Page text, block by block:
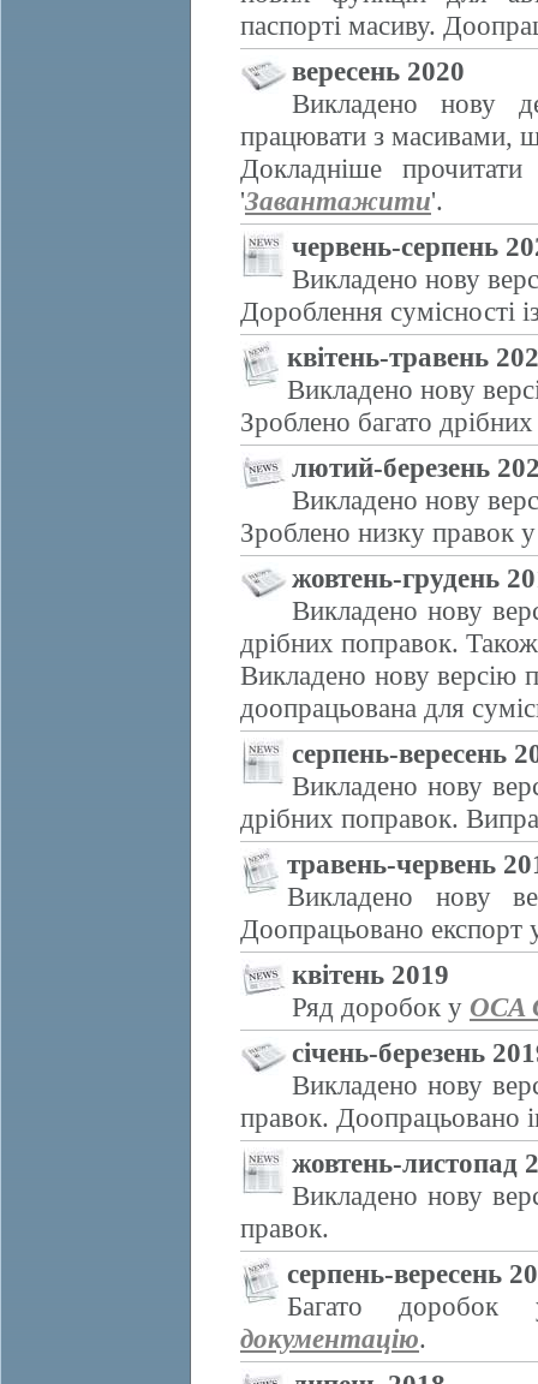
паспорті масиву.
вересень 2020
Викладено нову
працювати з масивами,
Докладніше
'Завантажити'.
червень-серпень
Викладено нову
Дороблення сумісності
квітень-травень
Викладено нову
Зроблено багато
лютий-березень
Викладено нову
Зроблено низку правок у
жовтень-грудень
Викладено нову
дрібних поправок.
Викладено нову
доопрацьована для
серпень-вересень
Викладено нову
дрібних поправок.
травень-червень
Викладено нову
Доопрацьовано експорт
квітень 2019
Ряд доробок у OCA
січень-березень
Викладено нову
правок. Доопрацьовано
жовтень-листопад
Викладено нову
правок.
серпень-вересень
Багато
документацію.